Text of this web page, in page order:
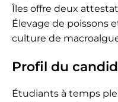
Îles offre deux
Élevage de poissons
culture de
Profil du
Étudiants à temps